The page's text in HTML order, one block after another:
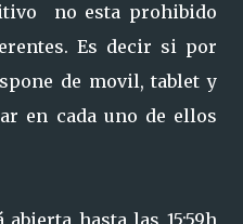
no esta prohibido
Es decir si por
de movil, tablet y
en cada uno de ellos
hasta las 15:59h